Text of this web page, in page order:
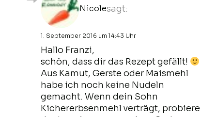
Nicolesagt:
1. September 2016 um 14:43 Uhr
Hallo Franzi,
schön, dass dir das Rezept gefällt!
Aus Kamut, Gerste oder Maismehl
habe ich noch keine Nudeln
gemacht. Wenn dein Sohn
Kichererbsenmehl verträgt, probiere